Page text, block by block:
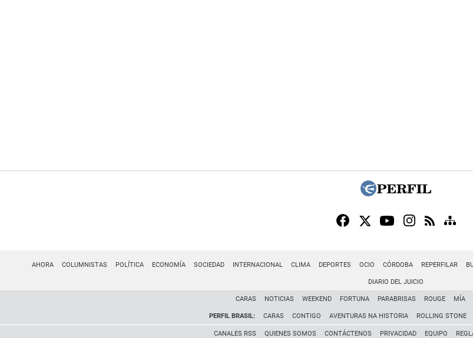
AHORA COLUMNISTAS POLÍTICA ECONOMÍA SOCIEDAD INTERNACIONAL CLIMA DEPORTES OCIO CÓRDOBA REPERFILAR
DIARIO DEL JUICIO
CARAS NOTICIAS WEEKEND FORTUNA PARABRISAS ROUGE MÍA
PERFIL BRASIL: CARAS CONTIGO AVENTURAS NA HISTORIA ROLLING STONE
CANALES RSS QUIENES SOMOS CONTÁCTENOS PRIVACIDAD EQUIPO